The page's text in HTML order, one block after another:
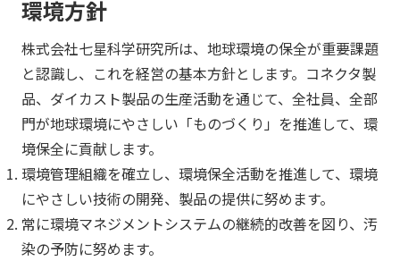
環境方針
株式会社七星科学研究所は、地球環境の保全が重要課題
と認識し、これを経営の基本方針とします。コネクタ製
品、ダイカスト製品の生産活動を通じて、全社員、全部
門が地球環境にやさしい「ものづくり」を推進して、環
境保全に貢献します。
環境管理組織を確立し、環境保全活動を推進して、環境
にやさしい技術の開発、製品の提供に努めます。
常に環境マネジメントシステムの継続的改善を図り、汚
染の予防に努めます。